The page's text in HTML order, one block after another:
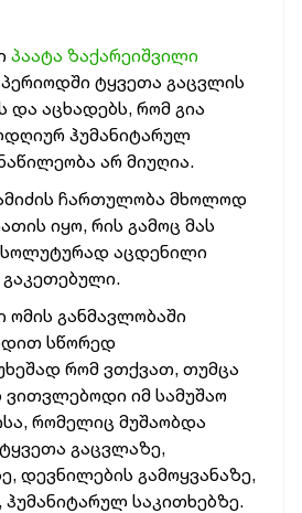
პაატა ზაქარეიშვილი
ტყვეთა გაცვლის
და აცხადებს, რომ გია
ჰუმანიტარულ
არ მიუღია.
ჩართულობა მხოლოდ
იყო, რის გამოც მას
აცდენილი
გაკეთებული.
ომის განმავლობაში
სწორედ
რომ ვთქვათ, თუმცა
იმ სამუშაო
რომელიც მუშაობდა
გაცვლაზე,
დევნილების გამოყვანაზე,
ჰუმანიტარულ საკითხებზე.